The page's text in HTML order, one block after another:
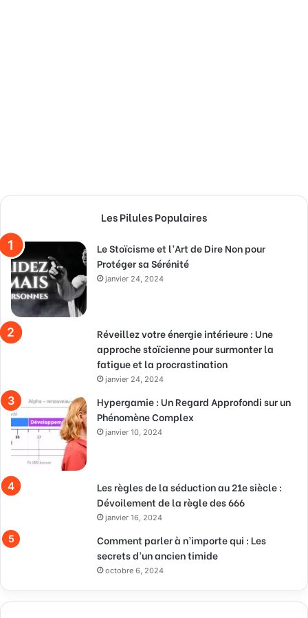
Les Pilules Populaires
Le Stoïcisme et l’Art de Dire Non pour
Protéger sa Sérénité
janvier 24, 2024
Réveillez votre énergie intérieure : Une
approche stoïcienne pour surmonter la
fatigue et la procrastination
janvier 24, 2024
Hypergamie : Un Regard Approfondi sur un
Phénomène Complex
janvier 10, 2024
Les règles de la séduction au 21e siècle :
Dévoilement de la règle des 666
janvier 16, 2024
Comment parler à n’importe qui : Les
secrets d’un ancien timide
octobre 6, 2024